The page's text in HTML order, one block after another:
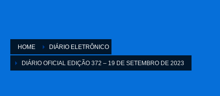
HOME DIÁRIO ELETRÔNICO
DIÁRIO OFICIAL EDIÇÃO 372 – 19 DE SETEMBRO DE 2023